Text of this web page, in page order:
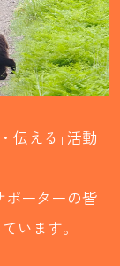
伝える｣活動
ポーターの皆
います。